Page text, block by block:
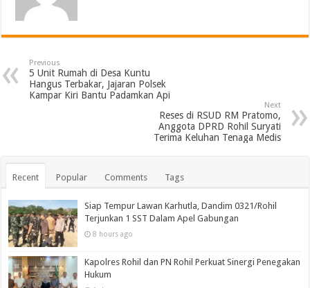
Previous
5 Unit Rumah di Desa Kuntu
Hangus Terbakar, Jajaran Polsek
Kampar Kiri Bantu Padamkan Api
Next
Reses di RSUD RM Pratomo,
Anggota DPRD Rohil Suryati
Terima Keluhan Tenaga Medis
Recent Popular Comments Tags
Siap Tempur Lawan Karhutla, Dandim 0321/Rohil
Terjunkan 1 SST Dalam Apel Gabungan
8 hours ago
Kapolres Rohil dan PN Rohil Perkuat Sinergi Penegakan
Hukum